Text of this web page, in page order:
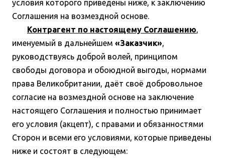
условия которого приведены ниже, к заключению
Соглашения на возмездной основе.
Контрагент по настоящему Соглашению,
именуемый в дальнейшем «Заказчик»,
руководствуясь доброй волей, принципом
свободы договора и обоюдной выгоды, нормами
права Великобритании, даёт своё добровольное
согласие на возмездной основе на заключение
настоящего Соглашения и полностью принимает
его условия (акцепт), с правами и обязанностями
Сторон и всеми его условиями, которые приведены
ниже и состоят в следующем: